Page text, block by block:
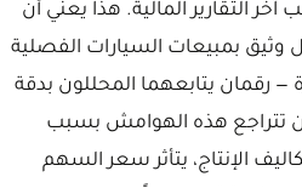
حدود 80-85% حسب آخر التقارير المالية. هذا يعني أن
وثيق بمبيعات السيارات الفصلية
رقمان يتابعهما المحللون بدقة
تتراجع هذه الهوامش بسبب
الإنتاج، يتأثر سعر السهم